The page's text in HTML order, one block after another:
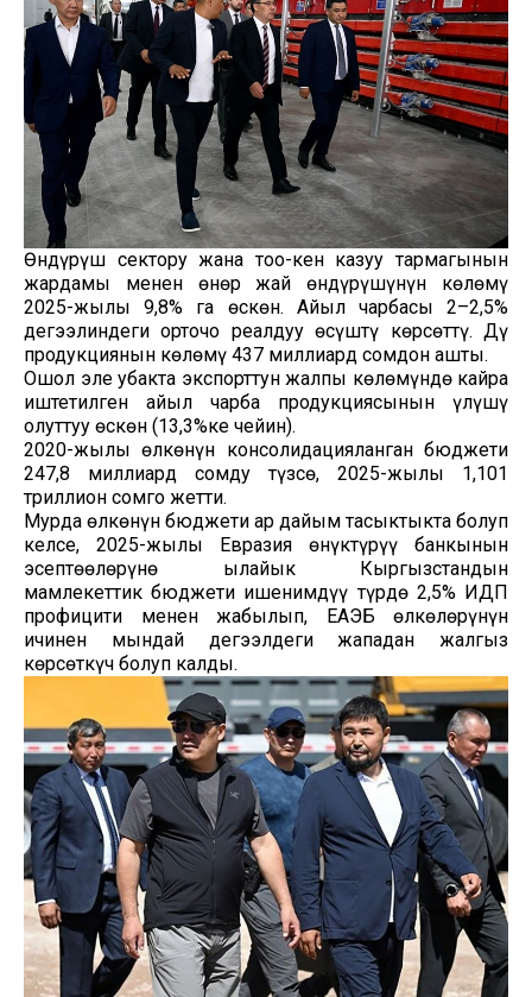
Өндүрүш сектору жана тоо-кен казуу тармагынын
жардамы менен өнөр жай өндүрүшүнүн көлөмү
2025-жылы 9,8% га өскөн. Айыл чарбасы 2–2,5%
деңгээлиндеги орточо реалдуу өсүштү көрсөттү. Дүң
продукциянын көлөмү 437 миллиард сомдон ашты.
Ошол эле убакта экспорттун жалпы көлөмүндө кайра
иштетилген айыл чарба продукциясынын үлүшү
олуттуу өскөн (13,3%ке чейин).
2020-жылы өлкөнүн консолидацияланган бюджети
247,8 миллиард сомду түзсө, 2025-жылы 1,101
триллион сомго жетти.
Мурда өлкөнүн бюджети ар дайым таңсыктыкта болуп
келсе, 2025-жылы Евразия өнүктүрүү банкынын
эсептөөлөрүнө ылайык Кыргызстандын
мамлекеттик бюджети ишенимдүү түрдө 2,5% ИДП
профицити менен жабылып, ЕАЭБ өлкөлөрүнүн
ичинен мындай деңгээлдеги жападан жалгыз
көрсөткүч болуп калды.